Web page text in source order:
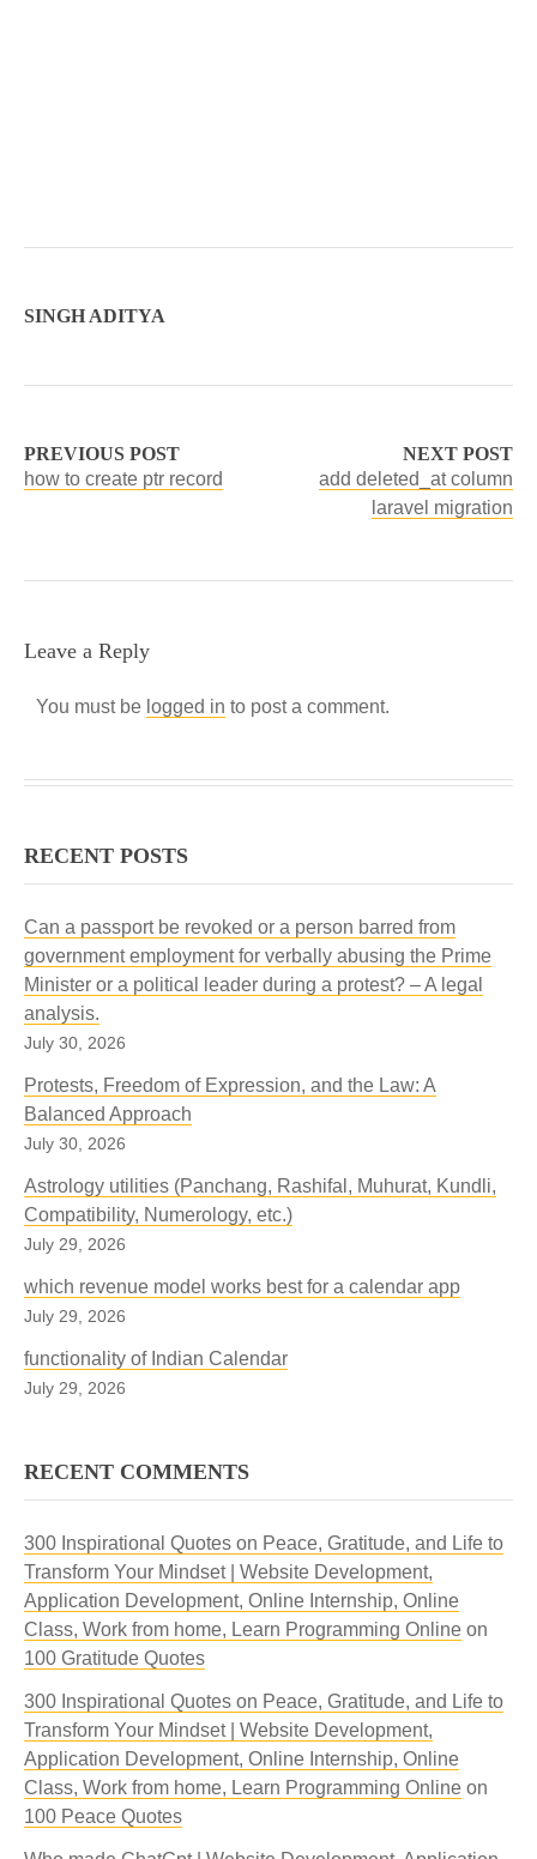
SINGH ADITYA
PREVIOUS POST
how to create ptr record
NEXT POST
add deleted_at column
laravel migration
Leave a Reply
You must be logged in to post a comment.
RECENT POSTS
Can a passport be revoked or a person barred from
government employment for verbally abusing the Prime
Minister or a political leader during a protest? – A legal
analysis.
July 30, 2026
Protests, Freedom of Expression, and the Law: A
Balanced Approach
July 30, 2026
Astrology utilities (Panchang, Rashifal, Muhurat, Kundli,
Compatibility, Numerology, etc.)
July 29, 2026
which revenue model works best for a calendar app
July 29, 2026
functionality of Indian Calendar
July 29, 2026
RECENT COMMENTS
300 Inspirational Quotes on Peace, Gratitude, and Life to
Transform Your Mindset | Website Development,
Application Development, Online Internship, Online
Class, Work from home, Learn Programming Online on
100 Gratitude Quotes
300 Inspirational Quotes on Peace, Gratitude, and Life to
Transform Your Mindset | Website Development,
Application Development, Online Internship, Online
Class, Work from home, Learn Programming Online on
100 Peace Quotes